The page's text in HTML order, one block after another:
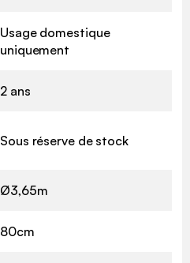
Usage domestique
uniquement
2 ans
Sous réserve de stock
Ø3,65m
80cm